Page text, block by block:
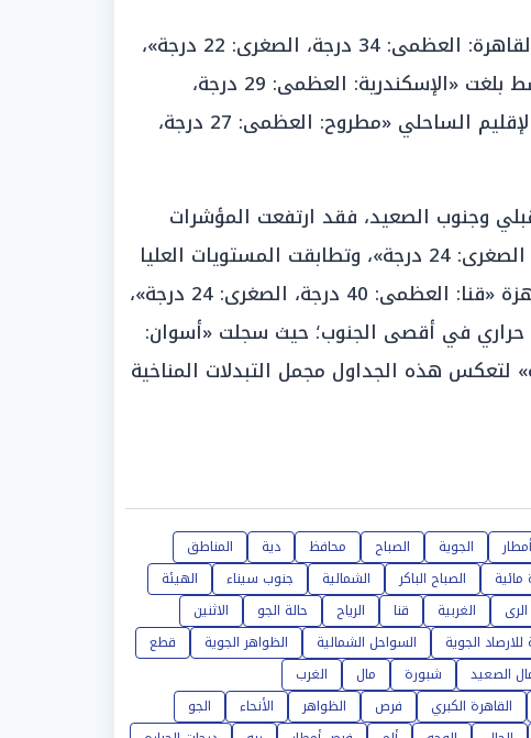
بمنطقة العاصمة سجلت الشاشات «القاهرة: العظمى: 34 درجة، الصغرى: 22 درجة»،
بينما في عروس البحر الأبيض المتوسط بلغت «الإسكندرية: العظمى: 29 درجة،
الصغرى: 20 درجة»، وتلاها في ذات الإقليم الساحلي «مطروح: العظمى: 27 درجة،
وجنوب الصعيد، فقد ارتفعت المؤشرات
لتسجل «سوهاج: العظمى: 38 درجة، الصغرى: 24 درجة»، وتطابقت المستويات العليا
في الإقليم المجاور؛ حيث رصدت الأجهزة «قنا: العظمى: 40 درجة، الصغرى: 24 درجة»،
حراري في أقصى الجنوب؛ حيث سجلت «أسوان:
40 درجة، الصغرى: 25 درجة» لتعكس هذه الجداول مجمل التبدلات المناخية
أمطار الجوية الصباح محافظ دية
المناطق
الصباح الباكر الشمالية جنوب سيناء
الهيئة
الرى الغربية قنا الرياح حالة الجو
الاثنين
الجوية السواحل الشمالية الظواهر الجوية
قطع
الصعيد شبورة مال
الغرب
القاهرة الكبري فرص الظواهر الأنحاء
الجو